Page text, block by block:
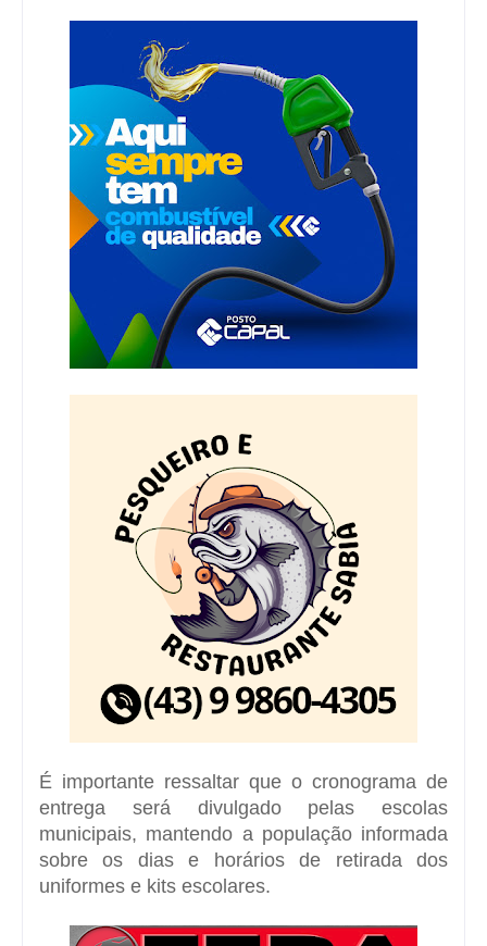
É importante ressaltar que o cronograma de
entrega será divulgado pelas escolas
municipais, mantendo a população informada
sobre os dias e horários de retirada dos
uniformes e kits escolares.